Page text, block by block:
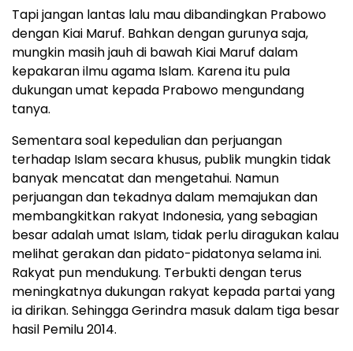
Tapi jangan lantas lalu mau dibandingkan Prabowo
dengan Kiai Maruf. Bahkan dengan gurunya saja,
mungkin masih jauh di bawah Kiai Maruf dalam
kepakaran ilmu agama Islam. Karena itu pula
dukungan umat kepada Prabowo mengundang
tanya.
Sementara soal kepedulian dan perjuangan
terhadap Islam secara khusus, publik mungkin tidak
banyak mencatat dan mengetahui. Namun
perjuangan dan tekadnya dalam memajukan dan
membangkitkan rakyat Indonesia, yang sebagian
besar adalah umat Islam, tidak perlu diragukan kalau
melihat gerakan dan pidato-pidatonya selama ini.
Rakyat pun mendukung. Terbukti dengan terus
meningkatnya dukungan rakyat kepada partai yang
ia dirikan. Sehingga Gerindra masuk dalam tiga besar
hasil Pemilu 2014.